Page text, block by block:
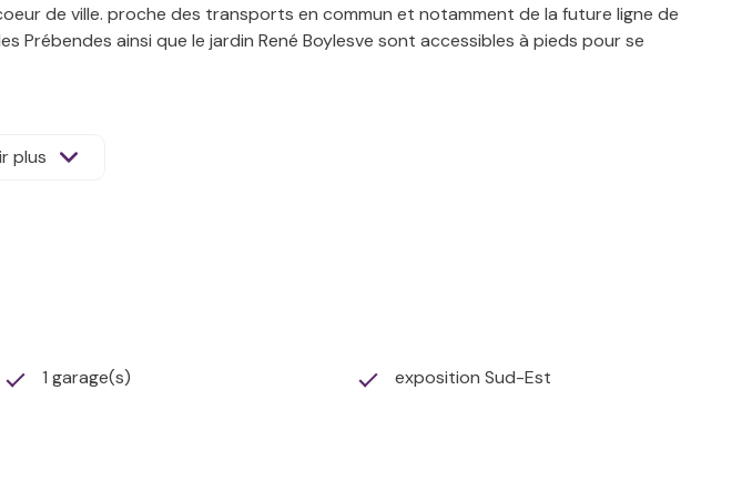
de ville. proche des transports en commun et notamment de la future ligne de
ainsi que le jardin René Boylesve sont accessibles à pieds pour se
plus
1 garage(s) exposition Sud-Est